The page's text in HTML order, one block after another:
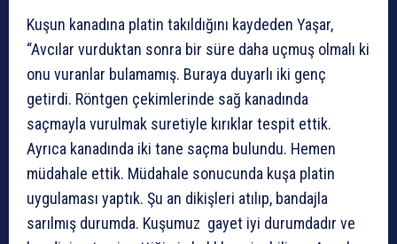
Kuşun kanadına platin takıldığını kaydeden Yaşar,
“Avcılar vurduktan sonra bir süre daha uçmuş olmalı ki
onu vuranlar bulamamış. Buraya duyarlı iki genç
getirdi. Röntgen çekimlerinde sağ kanadında
saçmayla vurulmak suretiyle kırıklar tespit ettik.
Ayrıca kanadında iki tane saçma bulundu. Hemen
müdahale ettik. Müdahale sonucunda kuşa platin
uygulaması yaptık. Şu an dikişleri atılıp, bandajla
sarılmış durumda. Kuşumuz gayet iyi durumdadır ve